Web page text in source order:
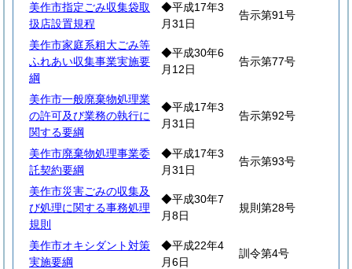
美作市指定ごみ収集袋取
扱店設置規程
◆平成17年3
月31日
告示第91号
美作市家庭系粗大ごみ等
ふれあい収集事業実施要
綱
◆平成30年6
月12日
告示第77号
美作市一般廃棄物処理業
の許可及び業務の執行に
関する要綱
◆平成17年3
月31日
告示第92号
美作市廃棄物処理事業委
託契約要綱
◆平成17年3
月31日
告示第93号
美作市災害ごみの収集及
び処理に関する事務処理
規則
◆平成30年7
月8日
規則第28号
美作市オキシダント対策
実施要綱
◆平成22年4
月6日
訓令第4号